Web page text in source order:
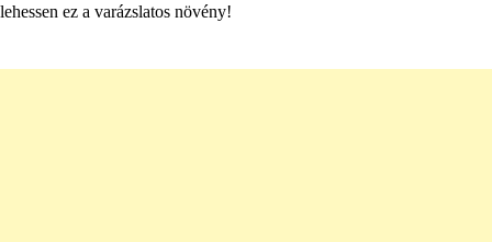
lehessen ez a varázslatos növény!